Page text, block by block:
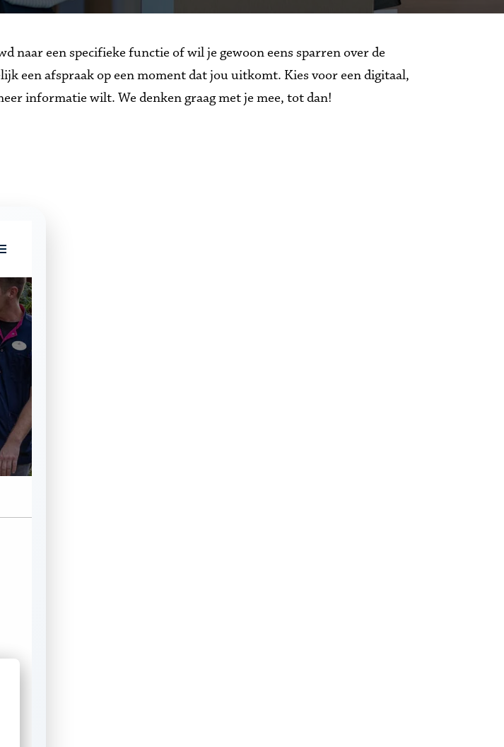
naar een specifieke functie of wil je gewoon eens sparren over de
een afspraak op een moment dat jou uitkomt. Kies voor een digitaal,
informatie wilt. We denken graag met je mee, tot dan!